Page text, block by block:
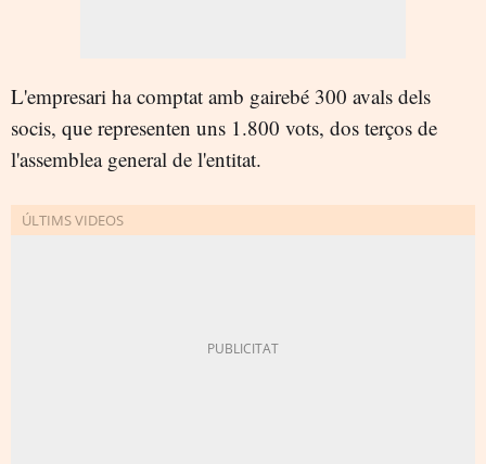
L'empresari ha comptat amb gairebé 300 avals dels
socis, que representen uns 1.800 vots, dos terços de
l'assemblea general de l'entitat.